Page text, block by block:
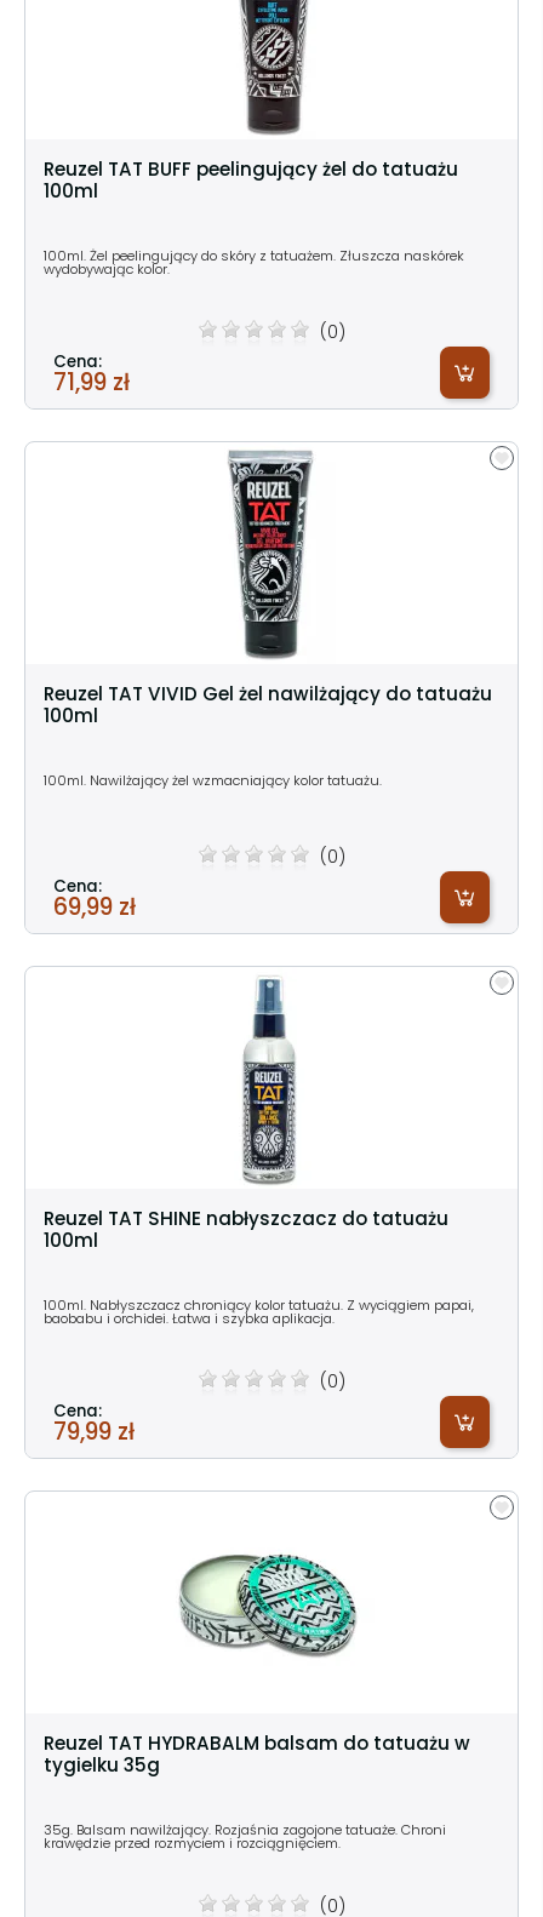
Reuzel TAT BUFF peelingujący żel do tatuażu
100ml
100ml. Żel peelingujący do skóry z tatuażem. Złuszcza naskórek
wydobywając kolor.
(0)
Cena:
71,99 zł
Reuzel TAT VIVID Gel żel nawilżający do tatuażu
100ml
100ml. Nawilżający żel wzmacniający kolor tatuażu.
(0)
Cena:
69,99 zł
Reuzel TAT SHINE nabłyszczacz do tatuażu
100ml
100ml. Nabłyszczacz chroniący kolor tatuażu. Z wyciągiem papai,
baobabu i orchidei. Łatwa i szybka aplikacja.
(0)
Cena:
79,99 zł
Reuzel TAT HYDRABALM balsam do tatuażu w
tygielku 35g
35g. Balsam nawilżający. Rozjaśnia zagojone tatuaże. Chroni
krawędzie przed rozmyciem i rozciągnięciem.
(0)